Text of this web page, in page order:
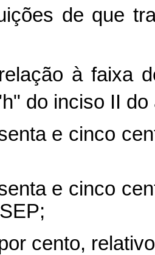
de que
à faixa
do inciso II do
e cinco
e cinco
cento,